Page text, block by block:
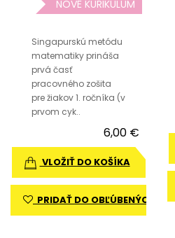
NOVÉ KURIKULUM
Singapurskú metódu
matematiky prináša
prvá časť
pracovného zošita
pre žiakov 1. ročníka (v
prvom cyk..
6,00 €
VLOŽIŤ DO KOŠÍKA
PRIDAŤ DO OBĽÚBENÝCH